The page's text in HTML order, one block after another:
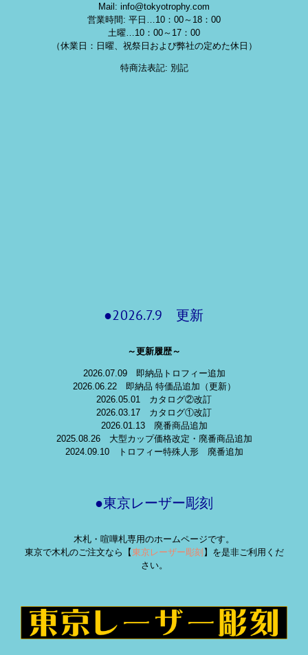
Mail: info@tokyotrophy.com
営業時間: 平日…10：00～18：00
土曜…10：00～17：00
（休業日：日曜、祝祭日および弊社の定めた休日）
特商法表記: 別記
●2026.7.9 更新
～更新履歴～
2026.07.09 即納品トロフィー追加
2026.06.22 即納品 特価品追加（更新）
2026.05.01 カタログ②改訂
2026.03.17 カタログ①改訂
2026.01.13 廃番商品追加
2025.08.26 大型カップ価格改定・廃番商品追加
2024.09.10 トロフィー特殊人形 廃番追加
●東京レーザー彫刻
木札・喧嘩札専用のホームページです。
東京で木札のご注文なら【東京レーザー彫刻 】を是非ご利用くだ
さい。